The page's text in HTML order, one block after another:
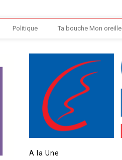
Politique Ta bouche Mon oreille
A la Une